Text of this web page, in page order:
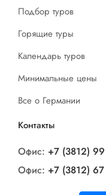
Подбор туров
Горящие туры
Календарь туров
Минимальные цены
Все о Германии
Контакты
Офис: +7 (3812)
Офис: +7 (3812)